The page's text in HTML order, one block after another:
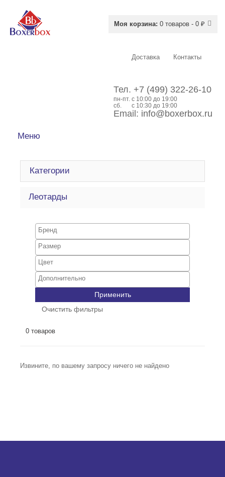
Моя корзина: 0 товаров - 0 ₽
Доставка Контакты
Тел. +7 (499) 322-26-10
пн-пт. c 10:00 до 19:00
сб.
с 10:30 до 19:00
Email: info@boxerbox.ru
Меню
Категории
Леотарды
Применить
Очистить фильтры
0 товаров
Извините, по вашему запросу ничего не найдено